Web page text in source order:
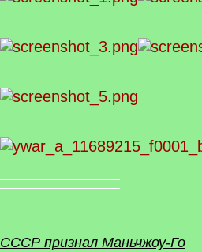
СССР признал Маньчжоу-Го